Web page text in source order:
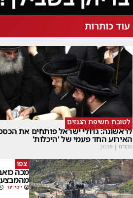
עוד כותרות
לטובת חשיפת הגנזים
לראשונה: גדולי ישראל פותחים את
האירוע החד פעמי של 'היכלות'
מקודם |
20:39
צפו
מכה
מהמבצע
יוסי וינר